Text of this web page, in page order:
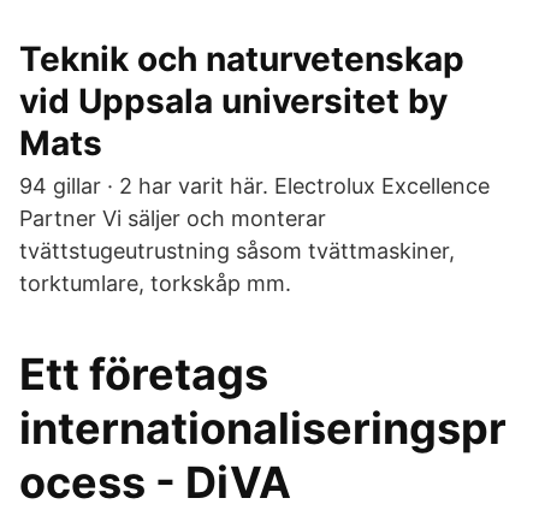
Teknik och naturvetenskap
vid Uppsala universitet by
Mats
94 gillar · 2 har varit här. Electrolux Excellence
Partner Vi säljer och monterar
tvättstugeutrustning såsom tvättmaskiner,
torktumlare, torkskåp mm.
Ett företags
internationaliseringspr
ocess - DiVA